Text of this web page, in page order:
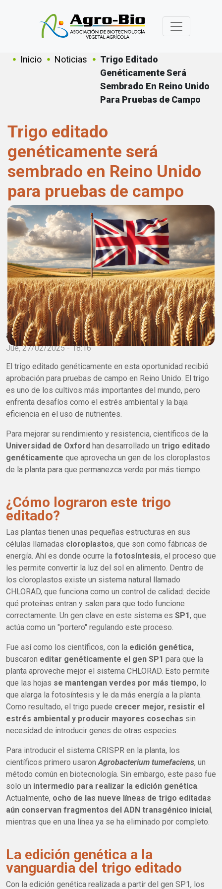
Sobrescribir enlaces de ayuda
Inicio Noticias
Trigo Editado
Genéticamente Será
Sembrado En Reino Unido
Para Pruebas de Campo
Trigo editado
genéticamente será
sembrado en Reino Unido
para pruebas de campo
adminagrobio
Jue, 27/02/2025 - 18:16
El trigo editado genéticamente en esta oportunidad recibió
aprobación para pruebas de campo en Reino Unido. El trigo
es uno de los cultivos más importantes del mundo, pero
enfrenta desafíos como el estrés ambiental y la baja
eficiencia en el uso de nutrientes.
Para mejorar su rendimiento y resistencia, científicos de la
Universidad de Oxford han desarrollado un trigo editado
genéticamente que aprovecha un gen de los cloroplastos
de la planta para que permanezca verde por más tiempo.
¿Cómo lograron este trigo
editado?
Las plantas tienen unas pequeñas estructuras en sus
células llamadas cloroplastos, que son como fábricas de
energía. Ahí es donde ocurre la fotosíntesis, el proceso que
les permite convertir la luz del sol en alimento. Dentro de
los cloroplastos existe un sistema natural llamado
CHLORAD, que funciona como un control de calidad: decide
qué proteínas entran y salen para que todo funcione
correctamente. Un gen clave en este sistema es SP1, que
actúa como un "portero" regulando este proceso.
Fue así como los científicos, con la edición genética,
buscaron editar genéticamente el gen SP1 para que la
planta aproveche mejor el sistema CHLORAD. Esto permite
que las hojas se mantengan verdes por más tiempo, lo
que alarga la fotosíntesis y le da más energía a la planta.
Como resultado, el trigo puede crecer mejor, resistir el
estrés ambiental y producir mayores cosechas sin
necesidad de introducir genes de otras especies.
Para introducir el sistema CRISPR en la planta, los
científicos primero usaronAgrobacterium tumefaciens, un
método común en biotecnología. Sin embargo, este paso fue
solo un intermedio para realizar la edición genética.
Actualmente, ocho de las nueve líneas de trigo editadas
aún conservan fragmentos del ADN transgénico inicial,
mientras que en una línea ya se ha eliminado por completo.
La edición genética a la
vanguardia del trigo editado
Con la edición genética realizada a partir del gen SP1, los